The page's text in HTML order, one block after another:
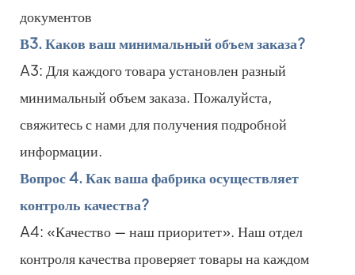
документов
В3. Каков ваш минимальный объем заказа?
A3: Для каждого товара установлен разный
минимальный объем заказа. Пожалуйста,
свяжитесь с нами для получения подробной
информации.
Вопрос 4. Как ваша фабрика осуществляет
контроль качества?
A4: «Качество — наш приоритет». Наш отдел
контроля качества проверяет товары на каждом